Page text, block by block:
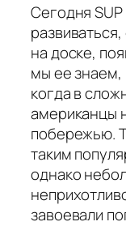
Сегодня
на доске,
мы ее знаем,
когда в
американцы
побережью.
таким
однако
завоевали